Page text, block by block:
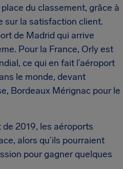
du classement, grâce à
sur la satisfaction client.
de Madrid qui arrive
Pour la France, Orly est
ce qui en fait l’aéroport
le monde, devant
Bordeaux Mérignac pour le
2019, les aéroports
alors qu’ils pourraient
pour gagner quelques